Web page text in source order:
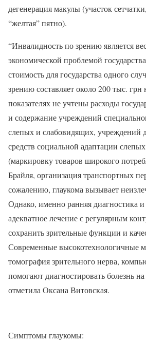
дегенерация макулы (участок
“желтая” пятно).
“Инвалидность по зрению является
экономической проблемой
стоимость для государства одного
зрению составляет около 200 тыс. грн
показателях не учтены расходы
и содержание учреждений
слепых и слабовидящих, учреждений
средств социальной адаптации
(маркировку товаров широкого
Брайля, организация транспортных
сожалению, глаукома вызывает
Однако, именно ранняя диагностика
адекватное лечение с регулярным
сохранить зрительные функции и
Современные высокотехнологичные
томография зрительного нерва,
помогают диагностировать болезнь
отметила Оксана Витовская.
Симптомы глаукомы: